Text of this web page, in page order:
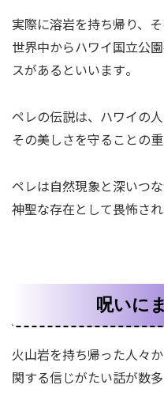
実際に溶岩を持ち帰り、
世界中からハワイ国立公
スがあるといいます​。
ペレの伝説は、ハワイの
その美しさを守ることの
ペレは自然現象と深いつ
神聖な存在として畏怖さ
呪いに
火山岩を持ち帰った人々
関する信じがたい話が数多